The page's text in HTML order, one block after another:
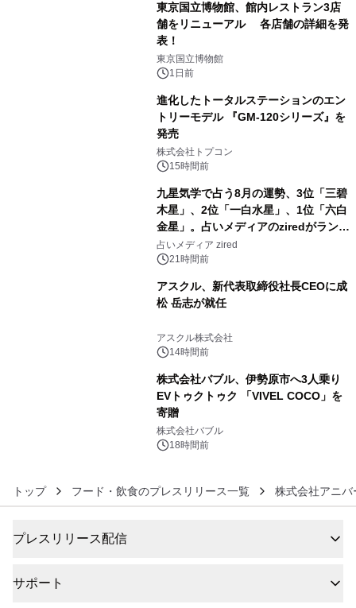
東京国立博物館、館内レストラン3店
舗をリニューアル 各店舗の詳細を発
表！
東京国立博物館
1日前
進化したトータルステーションのエン
トリーモデル 『GM-120シリーズ』を
発売
株式会社トプコン
15時間前
九星気学で占う8月の運勢、3位「三碧
木星」、2位「一白水星」、1位「六白
金星」。占いメディアのziredがランキ
ングを発表
占いメディア zired
21時間前
アスクル、新代表取締役社長CEOに成
松 岳志が就任
アスクル株式会社
14時間前
株式会社バブル、伊勢原市へ3人乗り
EVトゥクトゥク 「VIVEL COCO」を
寄贈
株式会社バブル
18時間前
トップ フード・飲食のプレスリリース一覧 株式会社アニバ
プレスリリース配信
サポート